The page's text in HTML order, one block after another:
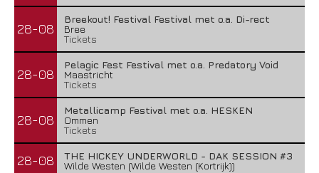
28-08
Breekout! Festival Festival met o.a. Di-rect
Bree
Tickets
28-08
Pelagic Fest Festival met o.a. Predatory Void
Maastricht
Tickets
28-08
Metallicamp Festival met o.a. HESKEN
Ommen
Tickets
28-08
THE HICKEY UNDERWORLD - DAK SESSION #3
Wilde Westen (Wilde Westen (Kortrijk))